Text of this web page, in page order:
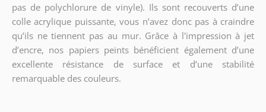
pas de polychlorure de vinyle). Ils sont recouverts d’une
colle acrylique puissante, vous n’avez donc pas à craindre
qu’ils ne tiennent pas au mur. Grâce à l'impression à jet
d’encre, nos papiers peints bénéficient également d’une
excellente résistance de surface et d’une stabilité
remarquable des couleurs.